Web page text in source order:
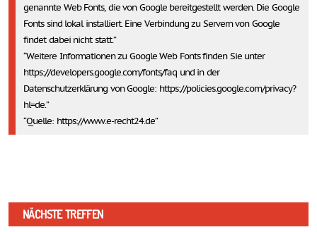
genannte Web Fonts, die von Google bereitgestellt werden. Die Google
Fonts sind lokal installiert. Eine Verbindung zu Servern von Google
findet dabei nicht statt.
Weitere Informationen zu Google Web Fonts finden Sie unter
https://developers.google.com/fonts/faq und in der
Datenschutzerklärung von Google: https://policies.google.com/privacy?
hl=de.
Quelle: https://www.e-recht24.de
NÄCHSTE TREFFEN